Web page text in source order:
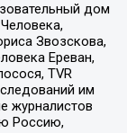
дом
Звозскова,
Ереван,
TVR
им
журналистов
Россию,